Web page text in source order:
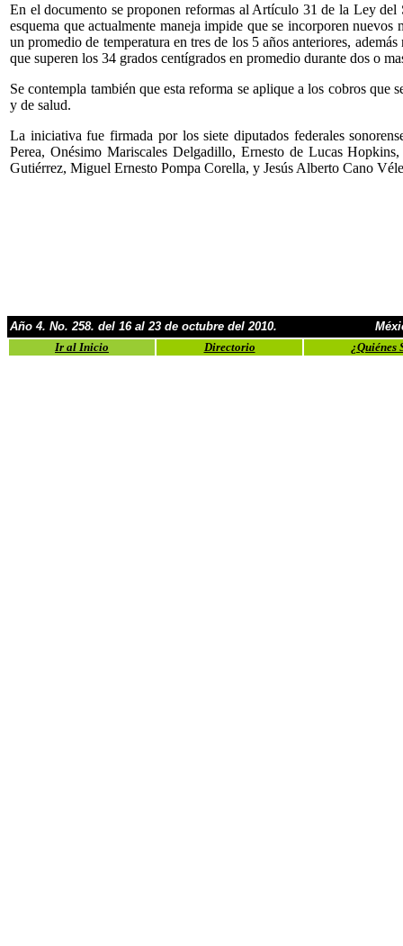
En el documento se proponen reformas al Artículo 31 de la Ley
esquema que actualmente maneja impide que se incorporen nuevos
un promedio de temperatura en tres de los 5 años anteriores,
que superen los 34 grados centígrados en promedio durante dos o
Se contempla también que esta reforma se aplique a los cobros que
y de salud.
La iniciativa fue firmada por los siete diputados federales
Perea, Onésimo Mariscales Delgadillo, Ernesto de Lucas
Gutiérrez, Miguel Ernesto Pompa Corella, y Jesús Alberto Cano
Año 4. No. 258. del 16 al 23 de octubre del 2010.
Ir al Inicio
Directorio ¿Quiénes